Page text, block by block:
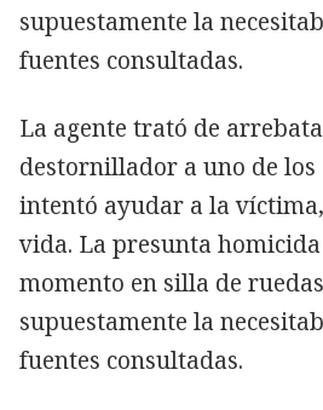
supuestamente la
fuentes consultadas.
La agente trató de
destornillador a uno de los
intentó ayudar a la
vida. La presunta homicida
momento en silla de
supuestamente la
fuentes consultadas.